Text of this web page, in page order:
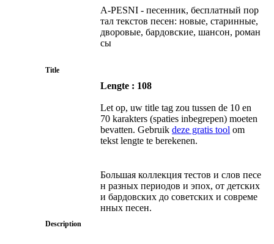
Title
A-PESNI - песенник, бесплатный пор
тал текстов песен: новые, старинные,
дворовые, бардовские, шансон, роман
сы
Lengte : 108
Let op, uw title tag zou tussen de 10 en
70 karakters (spaties inbegrepen) moeten
bevatten. Gebruik deze gratis tool om
tekst lengte te berekenen.
Description
Большая коллекция тестов и слов песе
н разных периодов и эпох, от детских
и бардовских до советских и совреме
нных песен.